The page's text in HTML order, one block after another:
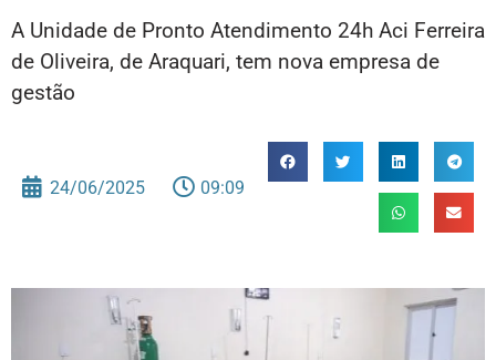
A Unidade de Pronto Atendimento 24h Aci Ferreira
de Oliveira, de Araquari, tem nova empresa de
gestão
24/06/2025 09:09